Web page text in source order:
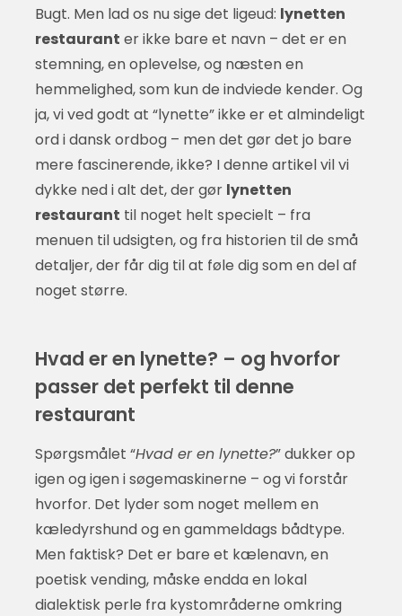
Bugt. Men lad os nu sige det ligeud: lynetten
restaurant er ikke bare et navn – det er en
stemning, en oplevelse, og næsten en
hemmelighed, som kun de indviede kender. Og
ja, vi ved godt at “lynette” ikke er et almindeligt
ord i dansk ordbog – men det gør det jo bare
mere fascinerende, ikke? I denne artikel vil vi
dykke ned i alt det, der gør lynetten
restaurant til noget helt specielt – fra
menuen til udsigten, og fra historien til de små
detaljer, der får dig til at føle dig som en del af
noget større.
Hvad er en lynette? – og hvorfor
passer det perfekt til denne
restaurant
Spørgsmålet “Hvad er en lynette?” dukker op
igen og igen i søgemaskinerne – og vi forstår
hvorfor. Det lyder som noget mellem en
kæledyrshund og en gammeldags bådtype.
Men faktisk? Det er bare et kælenavn, en
poetisk vending, måske endda en lokal
dialektisk perle fra kystområderne omkring